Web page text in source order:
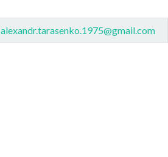
alexandr.tarasenko.1975@gmail.com